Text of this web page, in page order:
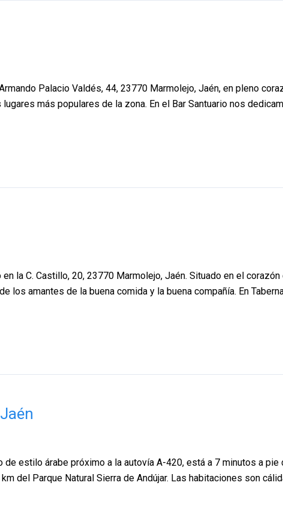
Palacio Valdés, 44, 23770 Marmolejo, Jaén, en pleno
más populares de la zona. En el Bar Santuario nos
en la C. Castillo, 20, 23770 Marmolejo, Jaén. Situado en el
amantes de la buena comida y la buena compañía. En
estilo árabe próximo a la autovía A-420, está a 7 minutos a
del Parque Natural Sierra de Andújar. Las habitaciones son